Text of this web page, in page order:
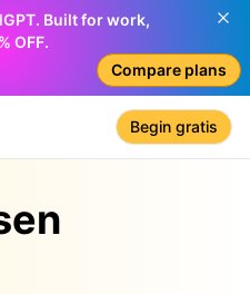
Built for work,
OFF.
Compare plans
Begin gratis